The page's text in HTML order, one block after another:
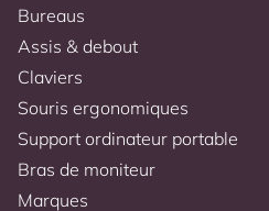
Bureaus
Assis & debout
Claviers
Souris ergonomiques
Support ordinateur portable
Bras de moniteur
Marques